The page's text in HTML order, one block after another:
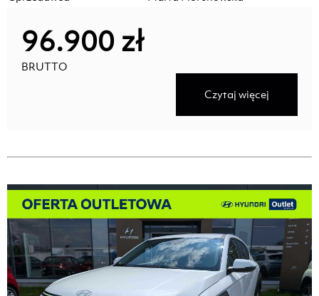
96.900 zł
BRUTTO
Czytaj więcej